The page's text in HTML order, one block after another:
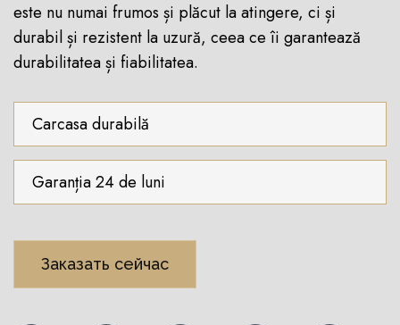
este nu numai frumos și plăcut la atingere, ci și
durabil și rezistent la uzură, ceea ce îi garantează
durabilitatea și fiabilitatea.
Carcasa durabilă
Garanția 24 de luni
Заказать сейчас